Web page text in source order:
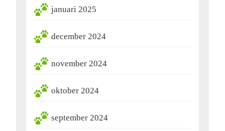
januari 2025
december 2024
november 2024
oktober 2024
september 2024